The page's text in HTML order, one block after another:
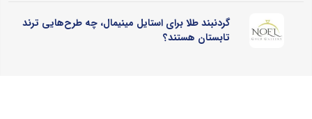
گردنبند طلا برای استایل مینیمال، چه طرح‌هایی ترند
تابستان هستند؟